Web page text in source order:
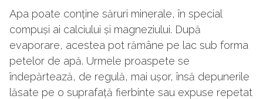
Apa poate conține săruri minerale, în special
compuși ai calciului și magneziului. După
evaporare, acestea pot rămâne pe lac sub forma
petelor de apă. Urmele proaspete se
îndepărtează, de regulă, mai ușor, însă depunerile
lăsate pe o suprafață fierbinte sau expuse repetat